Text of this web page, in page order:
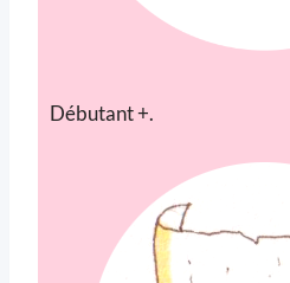
Débutant +.